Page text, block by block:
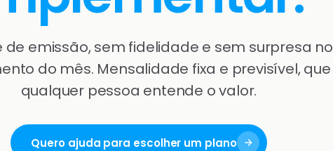
de emissão, sem fidelidade e sem surpresa no
do mês. Mensalidade fixa e previsível, que
qualquer pessoa entende o valor.
Quero ajuda para escolher um plano